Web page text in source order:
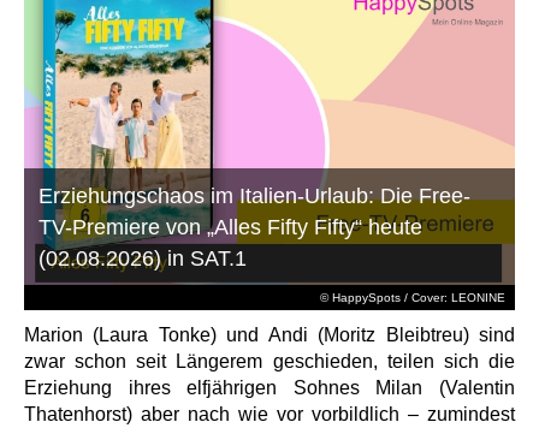
© HappySpots / Cover: LEONINE
Erziehungschaos im Italien-Urlaub: Die Free-
TV-Premiere von „Alles Fifty Fifty“ heute
(02.08.2026) in SAT.1
Marion (Laura Tonke) und Andi (Moritz Bleibtreu) sind
zwar schon seit Längerem geschieden, teilen sich die
Erziehung ihres elfjährigen Sohnes Milan (Valentin
Thatenhorst) aber nach wie vor vorbildlich – zumindest